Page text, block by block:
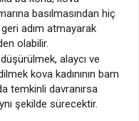
basılmasından hiç
adım atmayarak
olabilir.
alaycı ve
kova kadınının bam
temkinli davranırsa
şekilde sürecektir.